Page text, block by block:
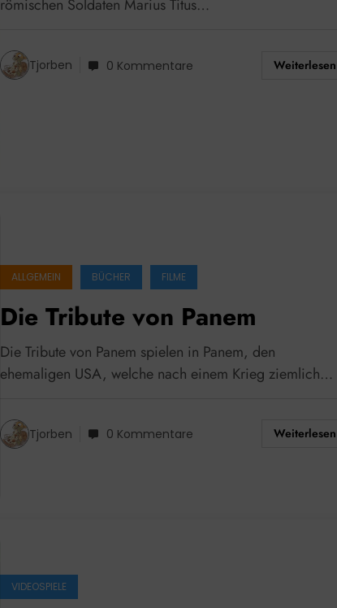
römischen Soldaten Marius Titus…
Tjorben 0 Kommentare Weiterlesen
ALLGEMEIN BÜCHER FILME
Die Tribute von Panem
Die Tribute von Panem spielen in Panem, den
ehemaligen USA, welche nach einem Krieg ziemlich…
Tjorben 0 Kommentare Weiterlesen
VIDEOSPIELE